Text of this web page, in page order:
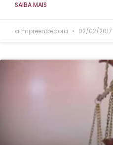
SAIBA MAIS
aEmpreendedora 02/02/2017